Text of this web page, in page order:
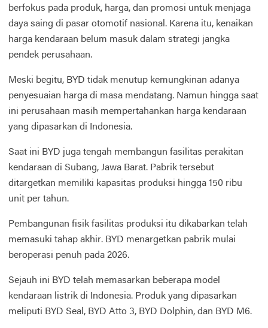
berfokus pada produk, harga, dan promosi untuk menjaga
daya saing di pasar otomotif nasional. Karena itu, kenaikan
harga kendaraan belum masuk dalam strategi jangka
pendek perusahaan.
Meski begitu, BYD tidak menutup kemungkinan adanya
penyesuaian harga di masa mendatang. Namun hingga saat
ini perusahaan masih mempertahankan harga kendaraan
yang dipasarkan di Indonesia.
Saat ini BYD juga tengah membangun fasilitas perakitan
kendaraan di Subang, Jawa Barat. Pabrik tersebut
ditargetkan memiliki kapasitas produksi hingga 150 ribu
unit per tahun.
Pembangunan fisik fasilitas produksi itu dikabarkan telah
memasuki tahap akhir. BYD menargetkan pabrik mulai
beroperasi penuh pada 2026.
Sejauh ini BYD telah memasarkan beberapa model
kendaraan listrik di Indonesia. Produk yang dipasarkan
meliputi BYD Seal, BYD Atto 3, BYD Dolphin, dan BYD M6.